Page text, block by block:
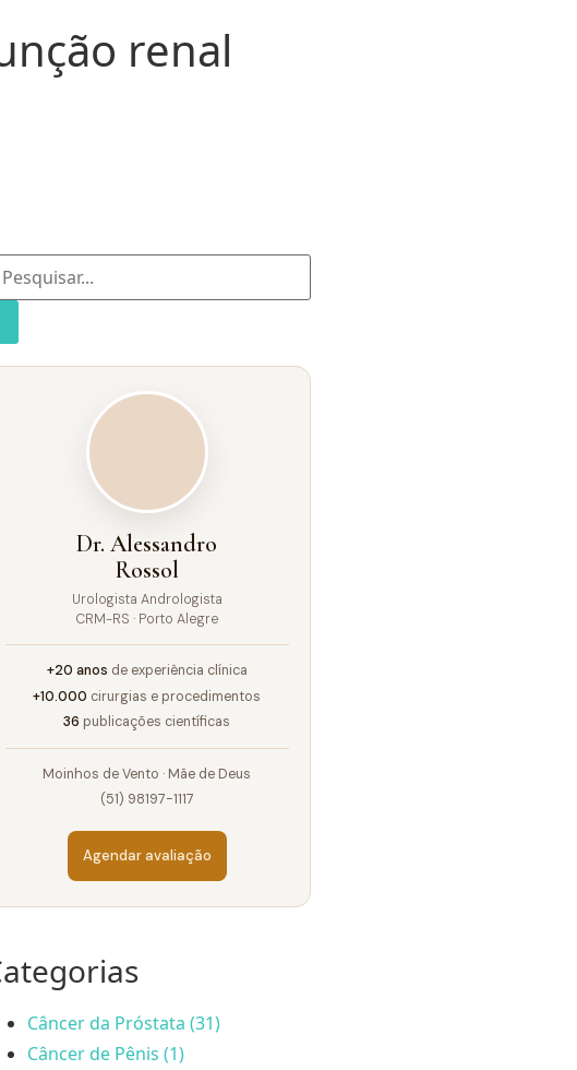
renal
Dr. Alessandro
Rossol
Urologista Andrologista
CRM-RS · Porto Alegre
+20 anos de experiência clínica
+10.000 cirurgias e procedimentos
36 publicações científicas
Moinhos de Vento · Mãe de Deus
(51) 98197-1117
Agendar avaliação
Câncer da Próstata (31)
Câncer de Pênis (1)